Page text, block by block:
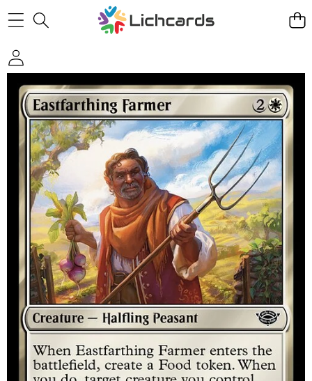
Skip to product information